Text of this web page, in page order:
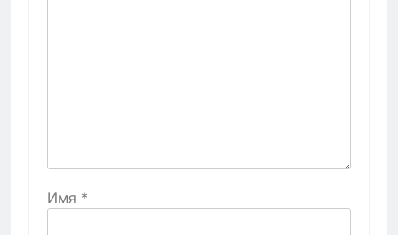
Имя *